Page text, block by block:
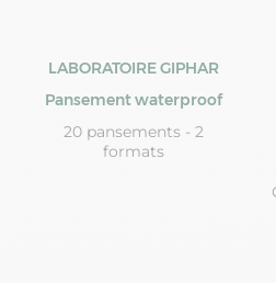
LABORATOIRE GIPHAR
Pansement waterproof
20 pansements - 2
formats